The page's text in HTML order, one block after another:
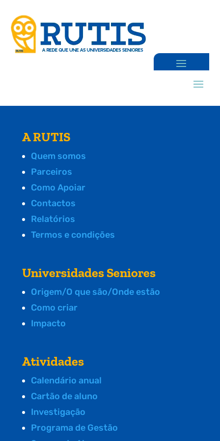
A RUTIS
Quem somos
Parceiros
Como Apoiar
Contactos
Relatórios
Termos e condições
Universidades Seniores
Origem/O que são/Onde estão
Como criar
Impacto
Atividades
Calendário anual
Cartão de aluno
Investigação
Programa de Gestão